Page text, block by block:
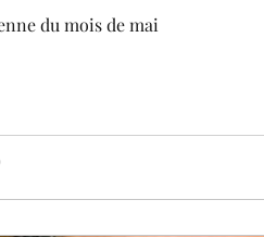
du mois de mai